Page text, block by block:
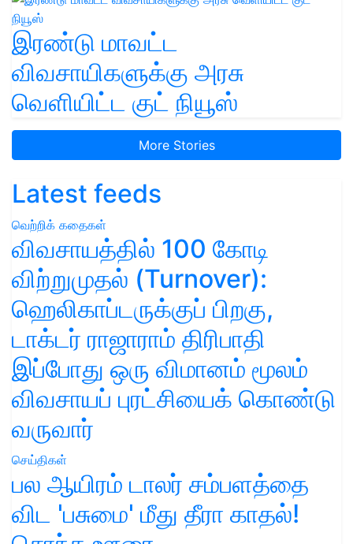
இரண்டு மாவட்ட
விவசாயிகளுக்கு அரசு
வெளியிட்ட குட் நியூஸ்
More Stories
Latest feeds
வெற்றிக் கதைகள்
விவசாயத்தில் 100 கோடி
விற்றுமுதல் (Turnover):
ஹெலிகாப்டருக்குப் பிறகு,
டாக்டர் ராஜாராம் திரிபாதி
இப்போது ஒரு விமானம் மூலம்
விவசாயப் புரட்சியைக் கொண்டு
வருவார்
செய்திகள்
பல ஆயிரம் டாலர் சம்பளத்தை
விட 'பசுமை' மீது தீரா காதல்!